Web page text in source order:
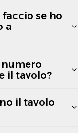
se ho
a
il tavolo?
il tavolo